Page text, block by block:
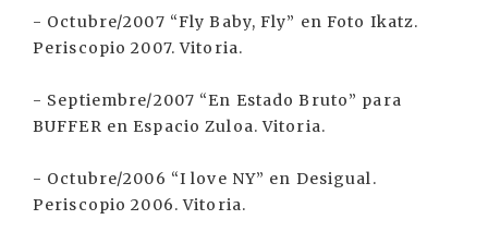
- Octubre/2007 “Fly Baby, Fly” en Foto Ikatz.
Periscopio 2007. Vitoria.
- Septiembre/2007 “En Estado Bruto” para
BUFFER en Espacio Zuloa. Vitoria.
- Octubre/2006 “I love NY” en Desigual.
Periscopio 2006. Vitoria.